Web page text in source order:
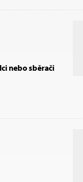
nebo sběrači